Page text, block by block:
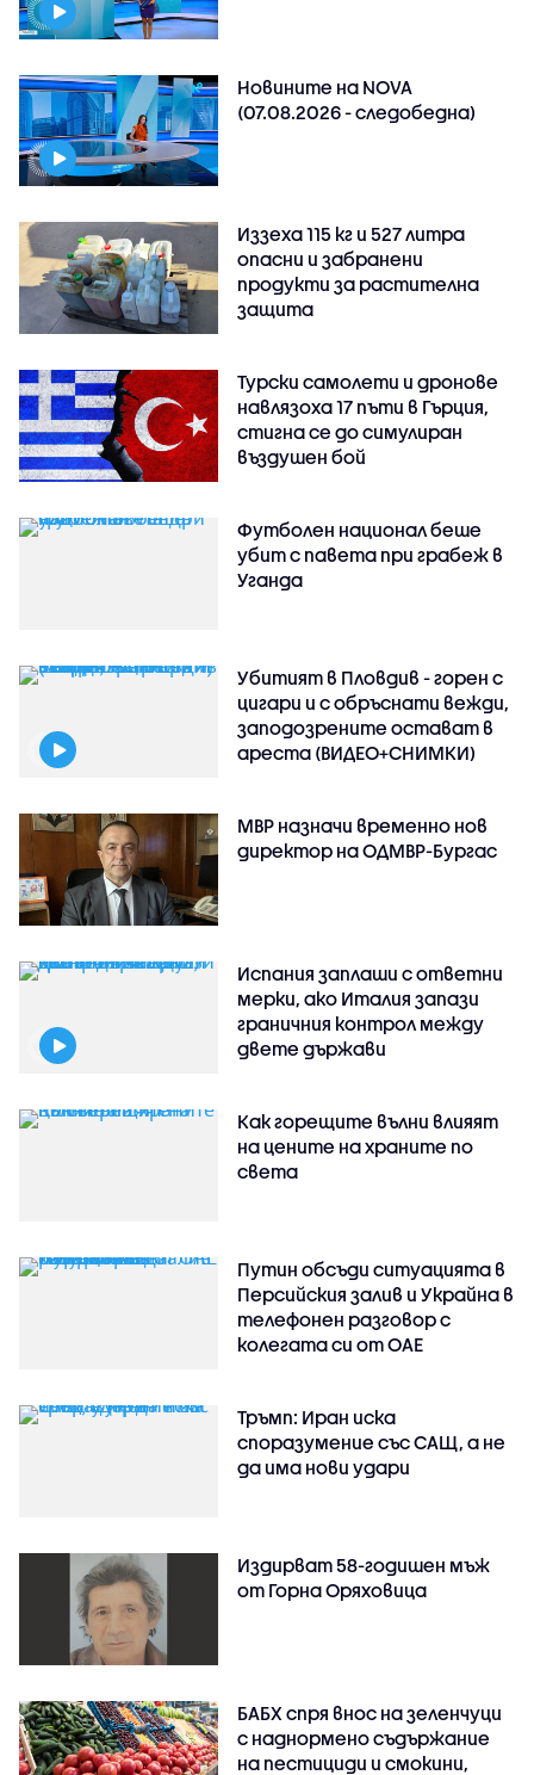
Новините на NOVA
(07.08.2026 - следобедна)
Иззеха 115 кг и 527 литра
опасни и забранени
продукти за растителна
защита
Турски самолети и дронове
навлязоха 17 пъти в Гърция,
стигна се до симулиран
въздушен бой
Футболен национал беше
убит с павета при грабеж в
Уганда
Убитият в Пловдив - горен с
цигари и с обръснати вежди,
заподозрените остават в
ареста (ВИДЕО+СНИМКИ)
МВР назначи временно нов
директор на ОДМВР-Бургас
Испания заплаши с ответни
мерки, ако Италия запази
граничния контрол между
двете държави
Как горещите вълни влияят
на цените на храните по
света
Путин обсъди ситуацията в
Персийския залив и Украйна в
телефонен разговор с
колегата си от ОАЕ
Тръмп: Иран иска
споразумение със САЩ, а не
да има нови удари
Издирват 58-годишен мъж
от Горна Оряховица
БАБХ спря внос на зеленчуци
с наднормено съдържание
на пестициди и смокини,